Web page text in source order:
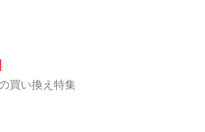
買い換え特集